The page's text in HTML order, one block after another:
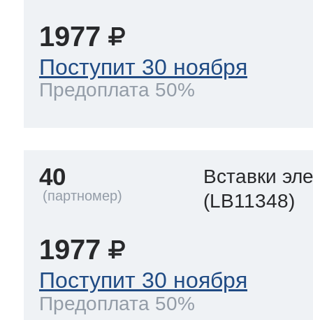
1977
Поступит 30 ноября
Предоплата 50%
40
Вставки
(LB11348)
1977
Поступит 30 ноября
Предоплата 50%